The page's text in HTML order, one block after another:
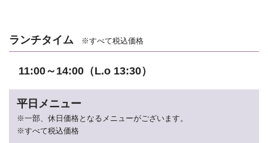
ランチタイム ※すべて税込価格
11:00～14:00（L.o 13:30）
平日メニュー
※一部、休日価格となるメニューがございます。
※すべて税込価格